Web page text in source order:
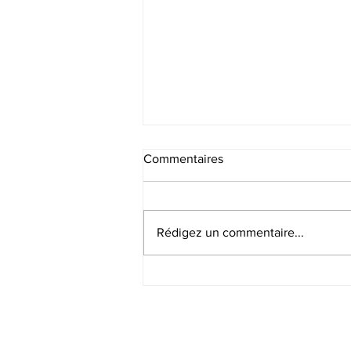
Commentaires
Rédigez un commentaire...